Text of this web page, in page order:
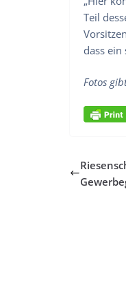
Teil
dass
Fotos